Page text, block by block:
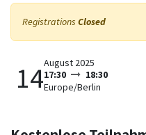
Registrations Closed
14August 2025
17:30
18:30
Europe/Berlin